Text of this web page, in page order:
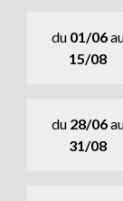
du 01/06
15/08
du 28/06
31/08